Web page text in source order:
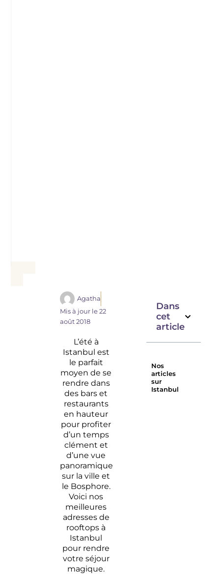
Agatha
Mis à jour le22
août 2018
L’été à
Istanbul est
le parfait
moyen de se
rendre dans
des bars et
restaurants
en hauteur
pour profiter
d’un temps
clément et
d’une vue
panoramique
sur la ville et
le Bosphore.
Voici nos
meilleures
adresses de
rooftops à
Istanbul
pour rendre
votre séjour
magique.
Dans
cet
article
Nos
articles
sur
Istanbul